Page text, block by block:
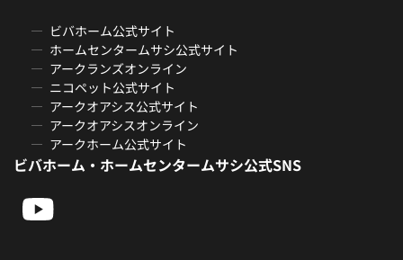
ビバホーム公式サイト
ホームセンタームサシ公式サイト
アークランズオンライン
ニコペット公式サイト
アークオアシス公式サイト
アークオアシスオンライン
アークホーム公式サイト
ビバホーム・ホームセンタームサシ公式SNS